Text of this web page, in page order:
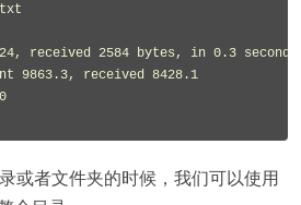
received 2584 bytes, in 0.3 seconds
9863.3, received 8428.1
或者文件夹的时候，我们可以使用